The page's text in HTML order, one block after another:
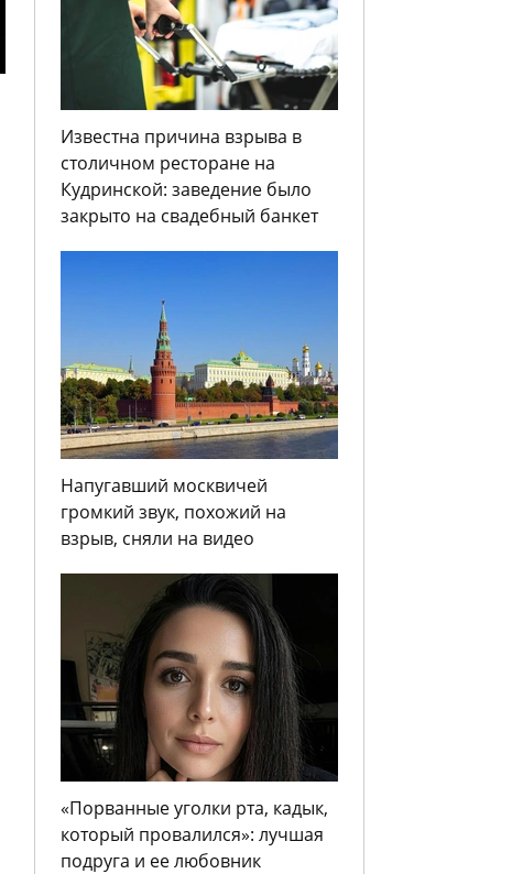
Известна причина взрыва в
столичном ресторане на
Кудринской: заведение было
закрыто на свадебный банкет
Напугавший москвичей
громкий звук, похожий на
взрыв, сняли на видео
«Порванные уголки рта, кадык,
который провалился»: лучшая
подруга и ее любовник